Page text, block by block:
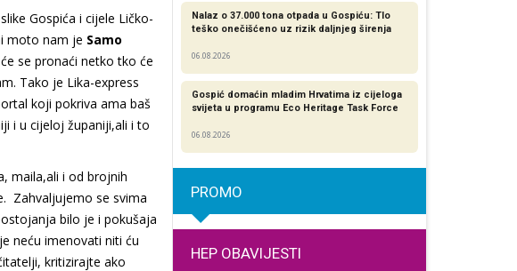
Gospića i cijele Ličko-
moto nam je Samo
se pronaći netko tko će
Tako je Lika-express
koji pokriva ama baš
i u cijeloj županiji,ali i to
maila,ali i od brojnih
Zahvaljujemo se svima
bilo je i pokušaja
neću imenovati niti ću
kritizirajte ako
Nalaz o 37.000 tona otpada u Gospiću: Tlo
teško onečišćeno uz rizik daljnjeg širenja
06.08.2026
Gospić domaćin mladim Hrvatima iz cijeloga
svijeta u programu Eco Heritage Task Force
06.08.2026
PROMO
HEP OBAVIJESTI